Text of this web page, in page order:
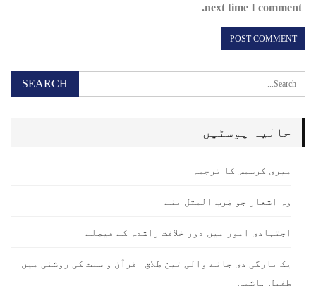
next time I comment.
حالیہ پوسٹیں
میری کرسمس کا ترجمہ
وہ اشعار جو ضرب المثل بنے
اجتہادی امور میں دور خلافت راشدہ کے فیصلے
یک بارگی دی جانے والی تین طلاق _قرآن و سنت کی روشنی میں
طفیل ہاشمی